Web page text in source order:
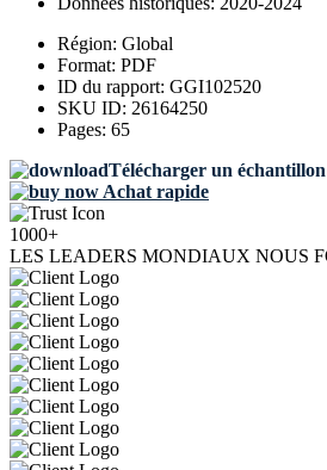
Région: Global
Format: PDF
ID du rapport: GGI102520
SKU ID: 26164250
Pages: 65
Télécharger un
Achat rapide
1000+
LES LEADERS MONDIAUX NOUS